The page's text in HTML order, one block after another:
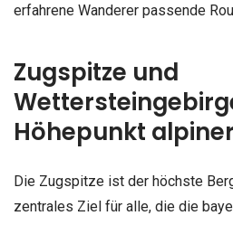
erfahrene Wanderer passende
Zugspitze und
Höhepunkt
Die Zugspitze ist der höchste
zentrales Ziel für alle, die die